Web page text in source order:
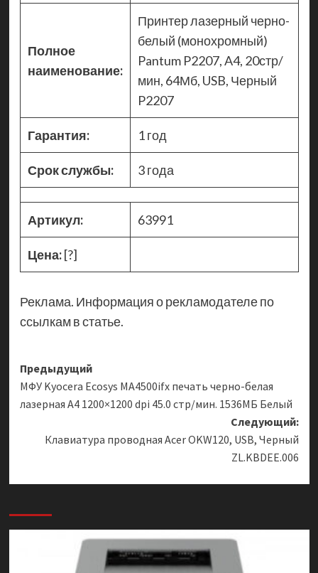
Полное
наименование:
Принтер лазерный черно-
белый (монохромный)
Pantum P2207, A4, 20стр/
мин, 64Мб, USB, Черный
P2207
Гарантия: 1 год
Срок службы: 3 года
Артикул: 63991
Цена:[?]
Реклама. Информация о рекламодателе по
ссылкам в статье.
Навигация
записи
Предыдущий
МФУ Kyocera Ecosys MA4500ifx печать черно-белая
лазерная A4 1200×1200 dpi 45.0 стр/мин. 1536МБ Белый
Следующий:
Клавиатура проводная Acer OKW120, USB, Черный
ZL.KBDEE.006